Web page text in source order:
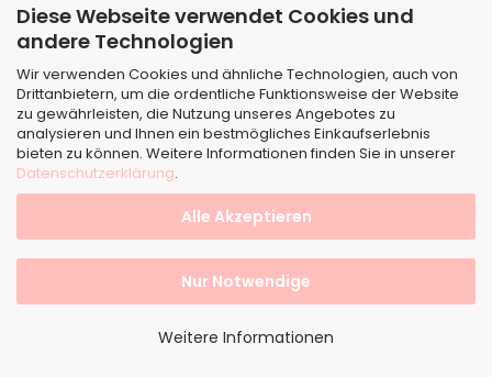
Diese Webseite verwendet Cookies und
andere Technologien
Wir verwenden Cookies und ähnliche Technologien, auch von
Drittanbietern, um die ordentliche Funktionsweise der Website
zu gewährleisten, die Nutzung unseres Angebotes zu
analysieren und Ihnen ein bestmögliches Einkaufserlebnis
bieten zu können. Weitere Informationen finden Sie in unserer
Datenschutzerklärung.
Alle Akzeptieren
Nur Notwendige
Weitere Informationen
Dortmund